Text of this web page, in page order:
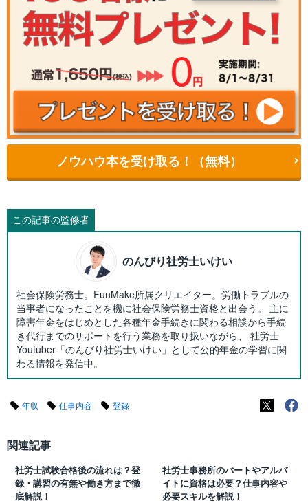
ノウハウ本を受け取る！（無料）
この記事の監修者
のんびり社労士いけい
社会保険労務士。FunMake所属クリエイター。労働トラブルの
当事者になったことを機に社会保険労務士資格と出会う。 主に
障害年金をはじめとした各種年金手続きに関わる相談から手続
き代行までのサポートを行う業務を取り扱いながら、 社労士
Youtuber「のんびり社労士いけい」として公的年金の学習に関
わる情報を発信中。
年収 仕事内容 登録
関連記事
社労士試験合格後の流れは？登
録・講習の有無や働き方まで徹
底解説！
社労士事務所のパートやアルバ
イトに資格は必要？仕事内容や
必要スキルを解説！